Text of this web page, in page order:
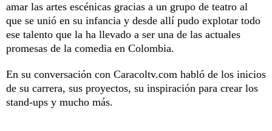
amar las artes escénicas gracias a un grupo de teatro al
que se unió en su infancia y desde allí pudo explotar todo
ese talento que la ha llevado a ser una de las actuales
promesas de la comedia en Colombia.
En su conversación con Caracoltv.com habló de los inicios
de su carrera, sus proyectos, su inspiración para crear los
stand-ups y mucho más.